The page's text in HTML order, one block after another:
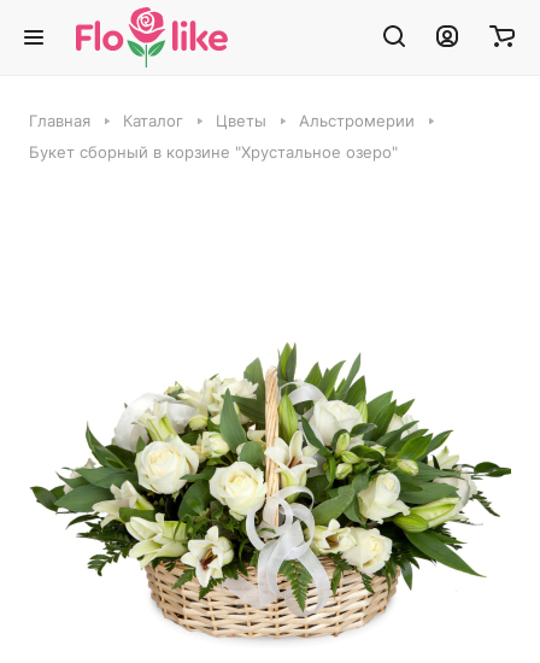
Главная Каталог Цветы
Альстромерии
Букет сборный в корзине "Хрустальное озеро"